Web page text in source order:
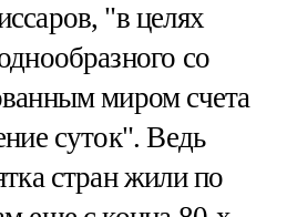
"в целях
со
миром счета
суток". Ведь
стран жили по